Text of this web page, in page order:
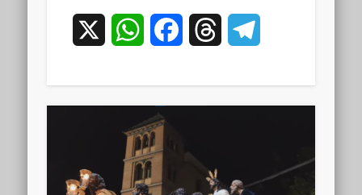
WhatsAppFacebookThreads